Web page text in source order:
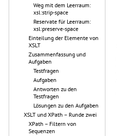
Weg mit dem Leerraum:
xsl:strip-space
Reservate für Leerraum:
xsl:preserve-space
Einteilung der Elemente von
XSLT
Zusammenfassung und
Aufgaben
Testfragen
Aufgaben
Antworten zu den
Testfragen
Lösungen zu den Aufgaben
XSLT und XPath – Runde zwei
XPath – Filtern von
Sequenzen